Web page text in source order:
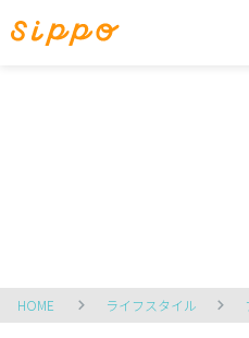
HOME ライフスタイル